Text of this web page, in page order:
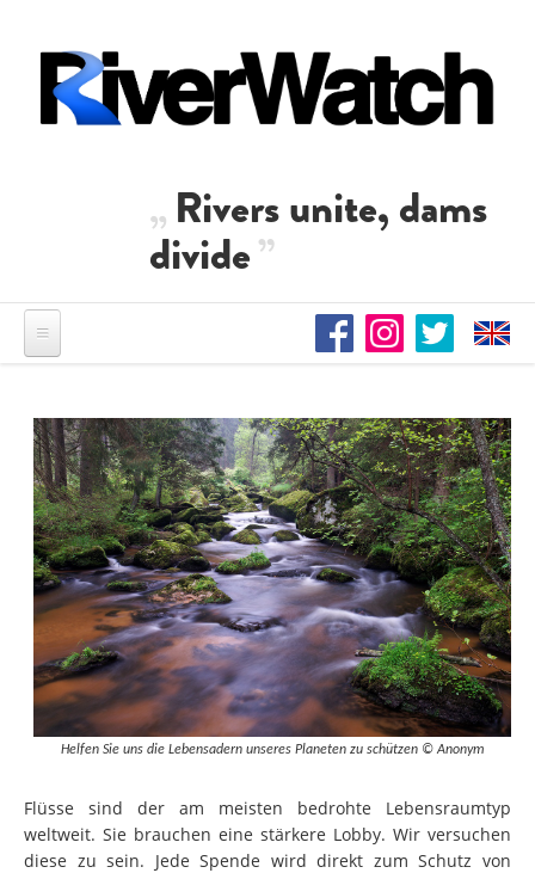
Rivers unite, dams
divide
Helfen Sie uns die Lebensadern unseres Planeten zu schützen © Anonym
Flüsse sind der am meisten bedrohte Lebensraumtyp
weltweit. Sie brauchen eine stärkere Lobby. Wir versuchen
diese zu sein. Jede Spende wird direkt zum Schutz von